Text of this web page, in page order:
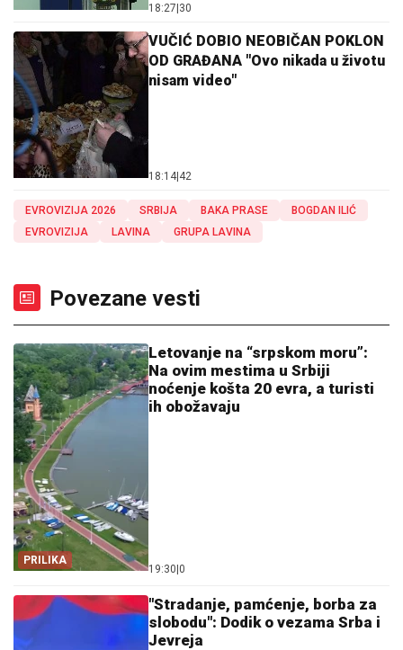
18:27|30
VUČIĆ DOBIO NEOBIČAN POKLON
OD GRAĐANA "Ovo nikada u životu
nisam video"
18:14|42
EVROVIZIJA 2026 SRBIJA BAKA PRASE
BOGDAN ILIĆ
EVROVIZIJA
LAVINA GRUPA LAVINA
Povezane vesti
PRILIKA
Letovanje na “srpskom moru”:
Na ovim mestima u Srbiji
noćenje košta 20 evra, a turisti
ih obožavaju
19:30|0
"Stradanje, pamćenje, borba za
slobodu": Dodik o vezama Srba i
Jevreja